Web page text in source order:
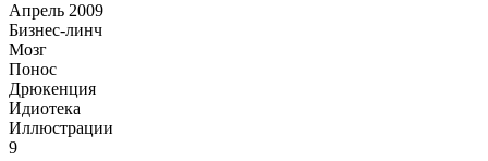
Апрель 2009
Бизнес-линч
Мозг
Понос
Дрюкенция
Идиотека
Иллюстрации
9